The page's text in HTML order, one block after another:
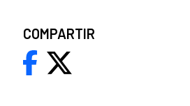
COMPARTIR